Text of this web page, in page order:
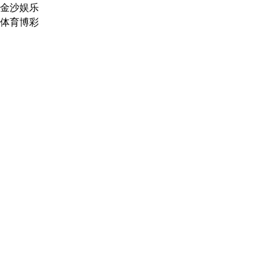
金沙娱乐
体育博彩